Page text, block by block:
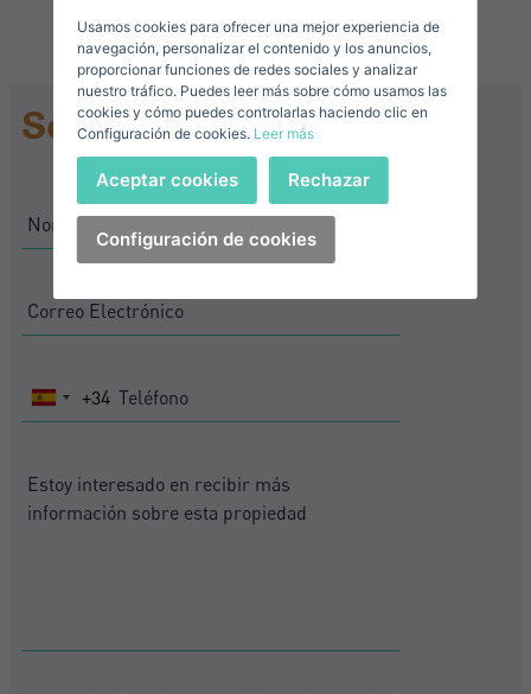
Solicitar Información
Spain+34
Acepto losTérminos y condiciones de privacidad
Descargar Expose
Iniciar sesión
¿Has olvidado tu contraseña?
He olvidado mi contraseña
Crear una cuenta
Correo Electrónico*
Teléfono*
Spain
+34
+34
Acepto losTérminos y condiciones de privacidad
Registrarse
Spain
+34
+34
Usamos cookies para ofrecer una mejor experiencia de
navegación, personalizar el contenido y los anuncios,
proporcionar funciones de redes sociales y analizar
nuestro tráfico. Puedes leer más sobre cómo usamos las
cookies y cómo puedes controlarlas haciendo clic en
Configuración de cookies. Leer más
Configuración de cookies
Aceptar cookies Rechazar